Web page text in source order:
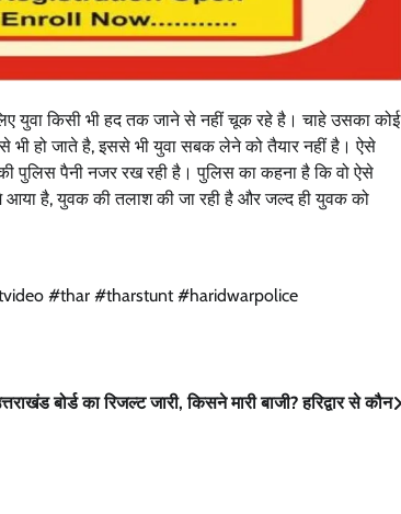
युवा किसी भी हद तक जाने से नहीं चूक रहे है। चाहे उसका कोई
भी हो जाते है, इससे भी युवा सबक लेने को तैयार नहीं है। ऐसे
पुलिस पैनी नजर रख रही है। पुलिस का कहना है कि वो ऐसे
आया है, युवक की तलाश की जा रही है और जल्द ही युवक को
#thar #tharstunt #haridwarpolice
बोर्ड का रिजल्ट जारी, किसने मारी बाजी? हरिद्वार से कौन
Bureau News July 28, 2026 0